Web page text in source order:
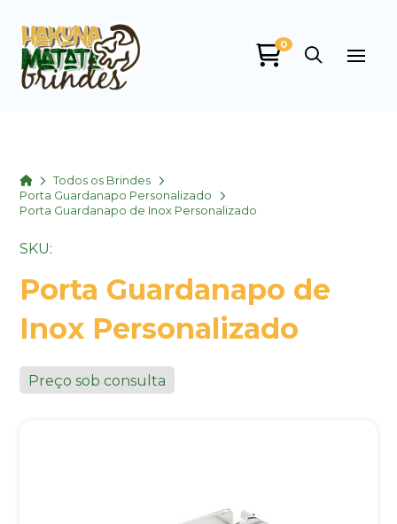
0
HomeTodos os Brindes
Porta Guardanapo Personalizado
Porta Guardanapo de Inox Personalizado
SKU:
Porta Guardanapo de
Inox Personalizado
Preço sob consulta